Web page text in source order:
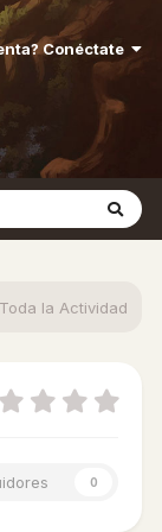
Conéctate
Toda la Actividad
0